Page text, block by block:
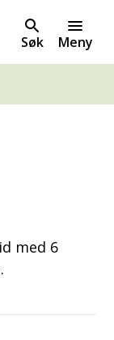
Søk Meny
med 6